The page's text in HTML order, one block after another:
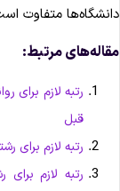
متفاوت
مرتبط:
رتبه لازم برای
قبل
رتبه لازم برای
رتبه لازم